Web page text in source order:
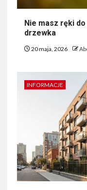
Nie masz ręki
drzewka
20 maja, 2026
INFORMACJE